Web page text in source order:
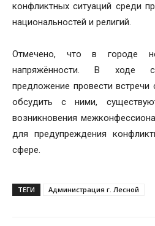
конфликтных ситуаций среди
национальностей и религий.
Отмечено, что в городе
напряжённости. В ходе
предложение провести встречи
обсудить с ними,
возникновения
для предупреждения
сфере.
ТЕГИ Администрация г. Лесной